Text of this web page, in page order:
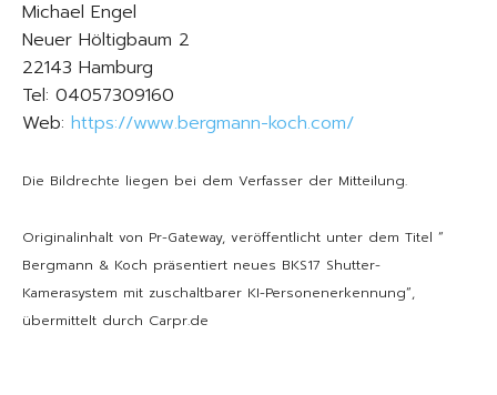
Michael Engel
Neuer Höltigbaum 2
22143 Hamburg
Tel: 04057309160
Web: https://www.bergmann-koch.com/
Die Bildrechte liegen bei dem Verfasser der Mitteilung.
Originalinhalt von Pr-Gateway, veröffentlicht unter dem Titel “
Bergmann & Koch präsentiert neues BKS17 Shutter-
Kamerasystem mit zuschaltbarer KI-Personenerkennung“,
übermittelt durch Carpr.de